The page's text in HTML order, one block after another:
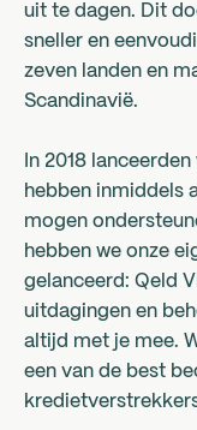
uit te dagen. Dit
sneller en
zeven landen en
Scandinavië.
In 2018
hebben inmiddels
mogen
hebben we onze
gelanceerd: Qeld
uitdagingen en
altijd met je mee.
een van de best